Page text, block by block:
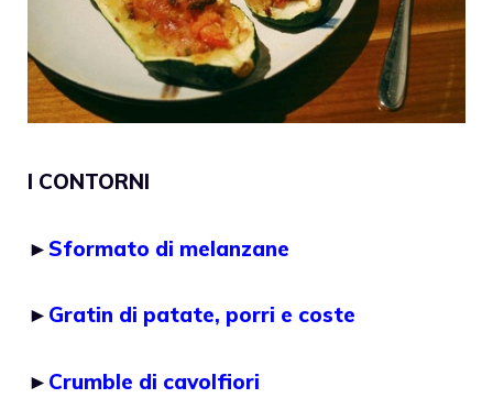
I CONTORNI
►Sformato di melanzane
► Gratin di patate, porri e coste
► Crumble di cavolfiori